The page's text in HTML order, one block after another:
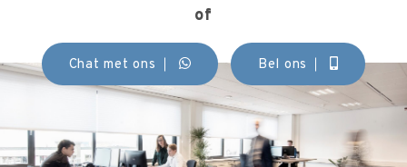
of
Chat met ons Bel ons